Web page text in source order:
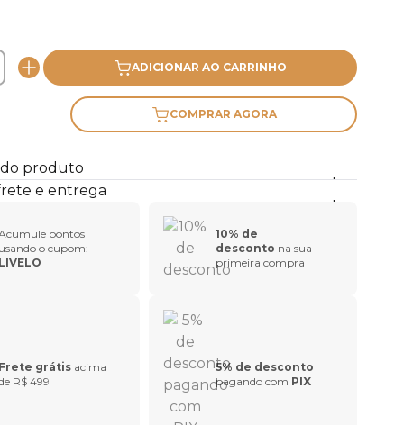
ADICIONAR AO CARRINHO
COMPRAR AGORA
produto
e entrega
pontos
o cupom:
10% de
desconto na sua
primeira compra
grátis acima
R$ 499
5% de desconto
pagando com PIX